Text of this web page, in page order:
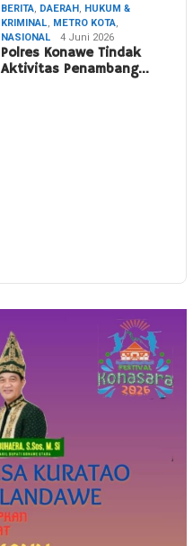
BERITA, DAERAH, HUKUM &
KRIMINAL, METRO KOTA,
NASIONAL
4 Juni 2026
Polres Konawe Tindak
Aktivitas Penambang…